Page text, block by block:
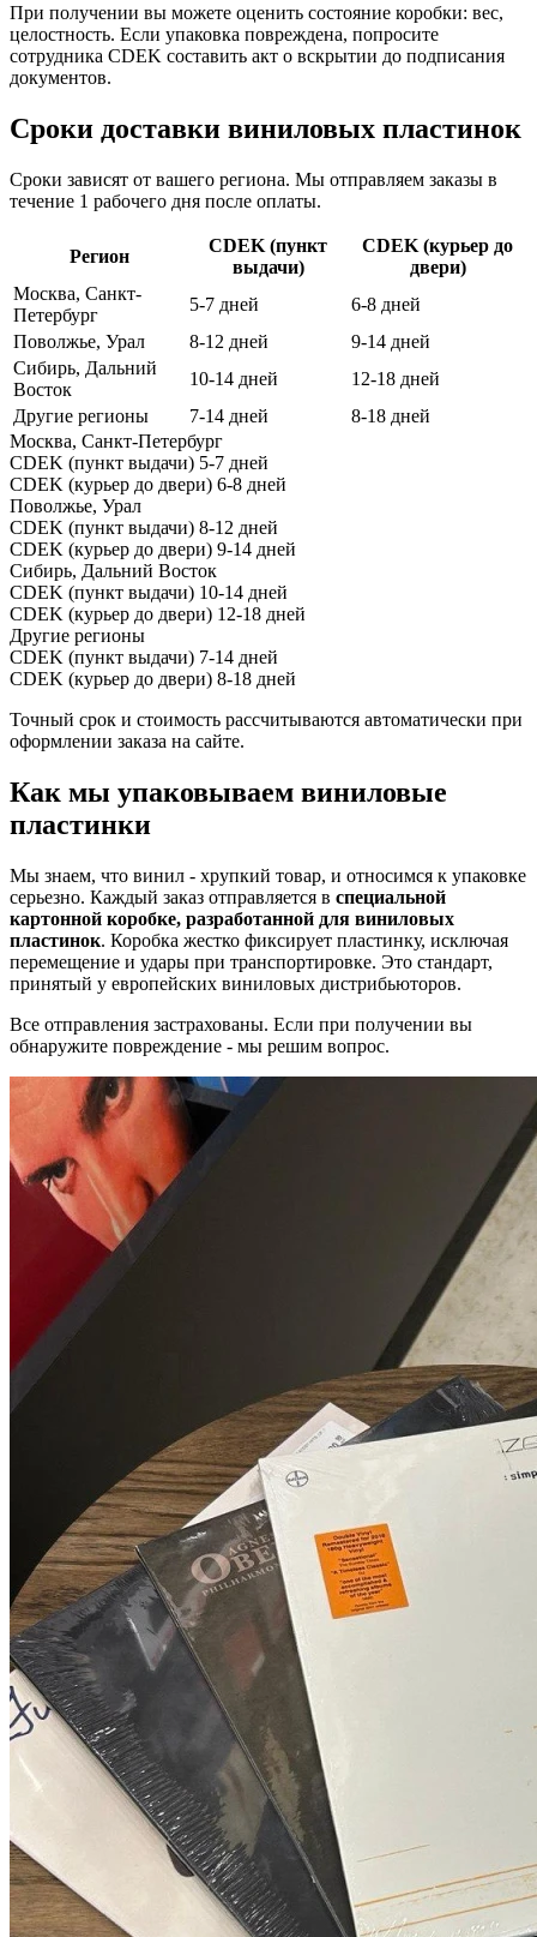
При получении вы можете оценить состояние коробки: вес,
целостность. Если упаковка повреждена, попросите
сотрудника CDEK составить акт о вскрытии до подписания
документов.
Сроки доставки виниловых пластинок
Сроки зависят от вашего региона. Мы отправляем заказы в
течение 1 рабочего дня после оплаты.
Регион
CDEK (пункт
выдачи)
CDEK (курьер до
двери)
Москва, Санкт-
Петербург
5-7 дней
6-8 дней
Поволжье, Урал
8-12 дней
9-14 дней
Сибирь, Дальний
Восток
10-14 дней
12-18 дней
Другие регионы
7-14 дней
8-18 дней
Москва, Санкт-Петербург
CDEK (пункт выдачи) 5-7 дней
CDEK (курьер до двери) 6-8 дней
Поволжье, Урал
CDEK (пункт выдачи) 8-12 дней
CDEK (курьер до двери) 9-14 дней
Сибирь, Дальний Восток
CDEK (пункт выдачи) 10-14 дней
CDEK (курьер до двери) 12-18 дней
Другие регионы
CDEK (пункт выдачи) 7-14 дней
CDEK (курьер до двери) 8-18 дней
Точный срок и стоимость рассчитываются автоматически при
оформлении заказа на сайте.
Как мы упаковываем виниловые
пластинки
Мы знаем, что винил - хрупкий товар, и относимся к упаковке
серьезно. Каждый заказ отправляется в специальной
картонной коробке, разработанной для виниловых
пластинок. Коробка жестко фиксирует пластинку, исключая
перемещение и удары при транспортировке. Это стандарт,
принятый у европейских виниловых дистрибьюторов.
Все отправления застрахованы. Если при получении вы
обнаружите повреждение - мы решим вопрос.